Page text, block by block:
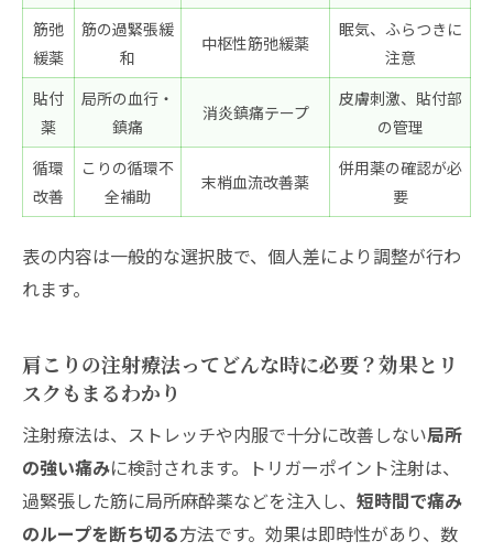
筋弛
緩薬
筋の過緊張緩
和
中枢性筋弛緩薬
眠気、ふらつきに
注意
貼付
薬
局所の血行・
鎮痛
消炎鎮痛テープ
皮膚刺激、貼付部
の管理
循環
改善
こりの循環不
全補助
末梢血流改善薬
併用薬の確認が必
要
表の内容は一般的な選択肢で、個人差により調整が行わ
れます。
肩こりの注射療法ってどんな時に必要？効果とリ
スクもまるわかり
注射療法は、ストレッチや内服で十分に改善しない局所
の強い痛みに検討されます。トリガーポイント注射は、
過緊張した筋に局所麻酔薬などを注入し、 短時間で痛み
のループを断ち切る方法です。効果は即時性があり、数